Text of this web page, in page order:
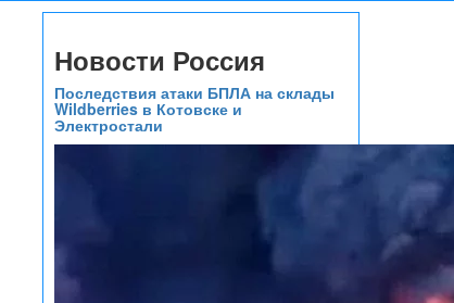
Новости Россия
Последствия атаки БПЛА на склады
Wildberries в Котовске и
Электростали